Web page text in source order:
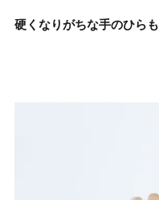
硬くなりがちな手のひらも